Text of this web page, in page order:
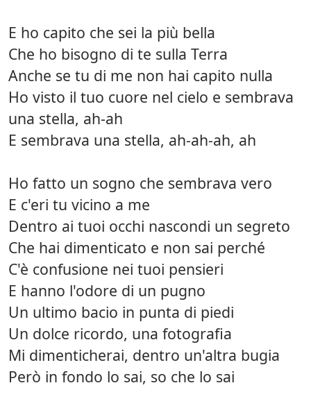
E ho capito che sei la più bella
Che ho bisogno di te sulla Terra
Anche se tu di me non hai capito nulla
Ho visto il tuo cuore nel cielo e sembrava
una stella, ah-ah
E sembrava una stella, ah-ah-ah, ah
Ho fatto un sogno che sembrava vero
E c'eri tu vicino a me
Dentro ai tuoi occhi nascondi un segreto
Che hai dimenticato e non sai perché
C'è confusione nei tuoi pensieri
E hanno l'odore di un pugno
Un ultimo bacio in punta di piedi
Un dolce ricordo, una fotografia
Mi dimenticherai, dentro un'altra bugia
Però in fondo lo sai, so che lo sai